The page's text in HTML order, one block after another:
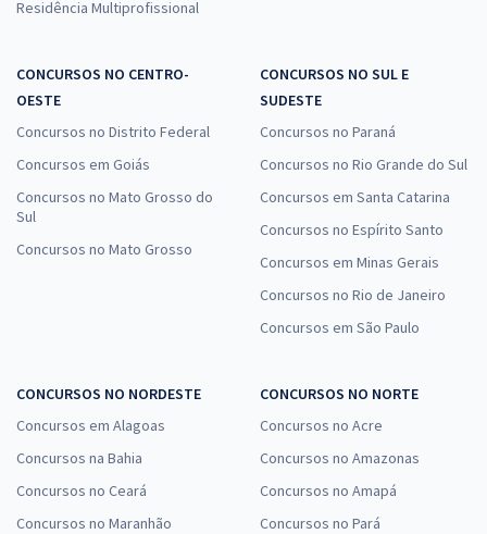
Residência Multiprofissional
CONCURSOS NO CENTRO-
OESTE
Concursos no Distrito Federal
Concursos em Goiás
Concursos no Mato Grosso do
Sul
Concursos no Mato Grosso
CONCURSOS NO SUL E
SUDESTE
Concursos no Paraná
Concursos no Rio Grande do Sul
Concursos em Santa Catarina
Concursos no Espírito Santo
Concursos em Minas Gerais
Concursos no Rio de Janeiro
Concursos em São Paulo
CONCURSOS NO NORDESTE
Concursos em Alagoas
Concursos na Bahia
Concursos no Ceará
Concursos no Maranhão
CONCURSOS NO NORTE
Concursos no Acre
Concursos no Amazonas
Concursos no Amapá
Concursos no Pará